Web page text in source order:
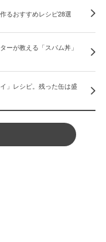
るおすすめレシピ28選
ーが教える「スパム丼」
」レシピ。残った缶は盛